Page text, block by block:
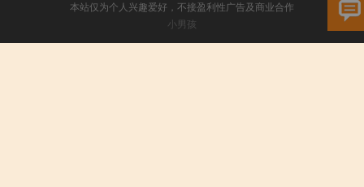
本站仅为个人兴趣爱好，不接盈利性广告及商业合作
小男孩